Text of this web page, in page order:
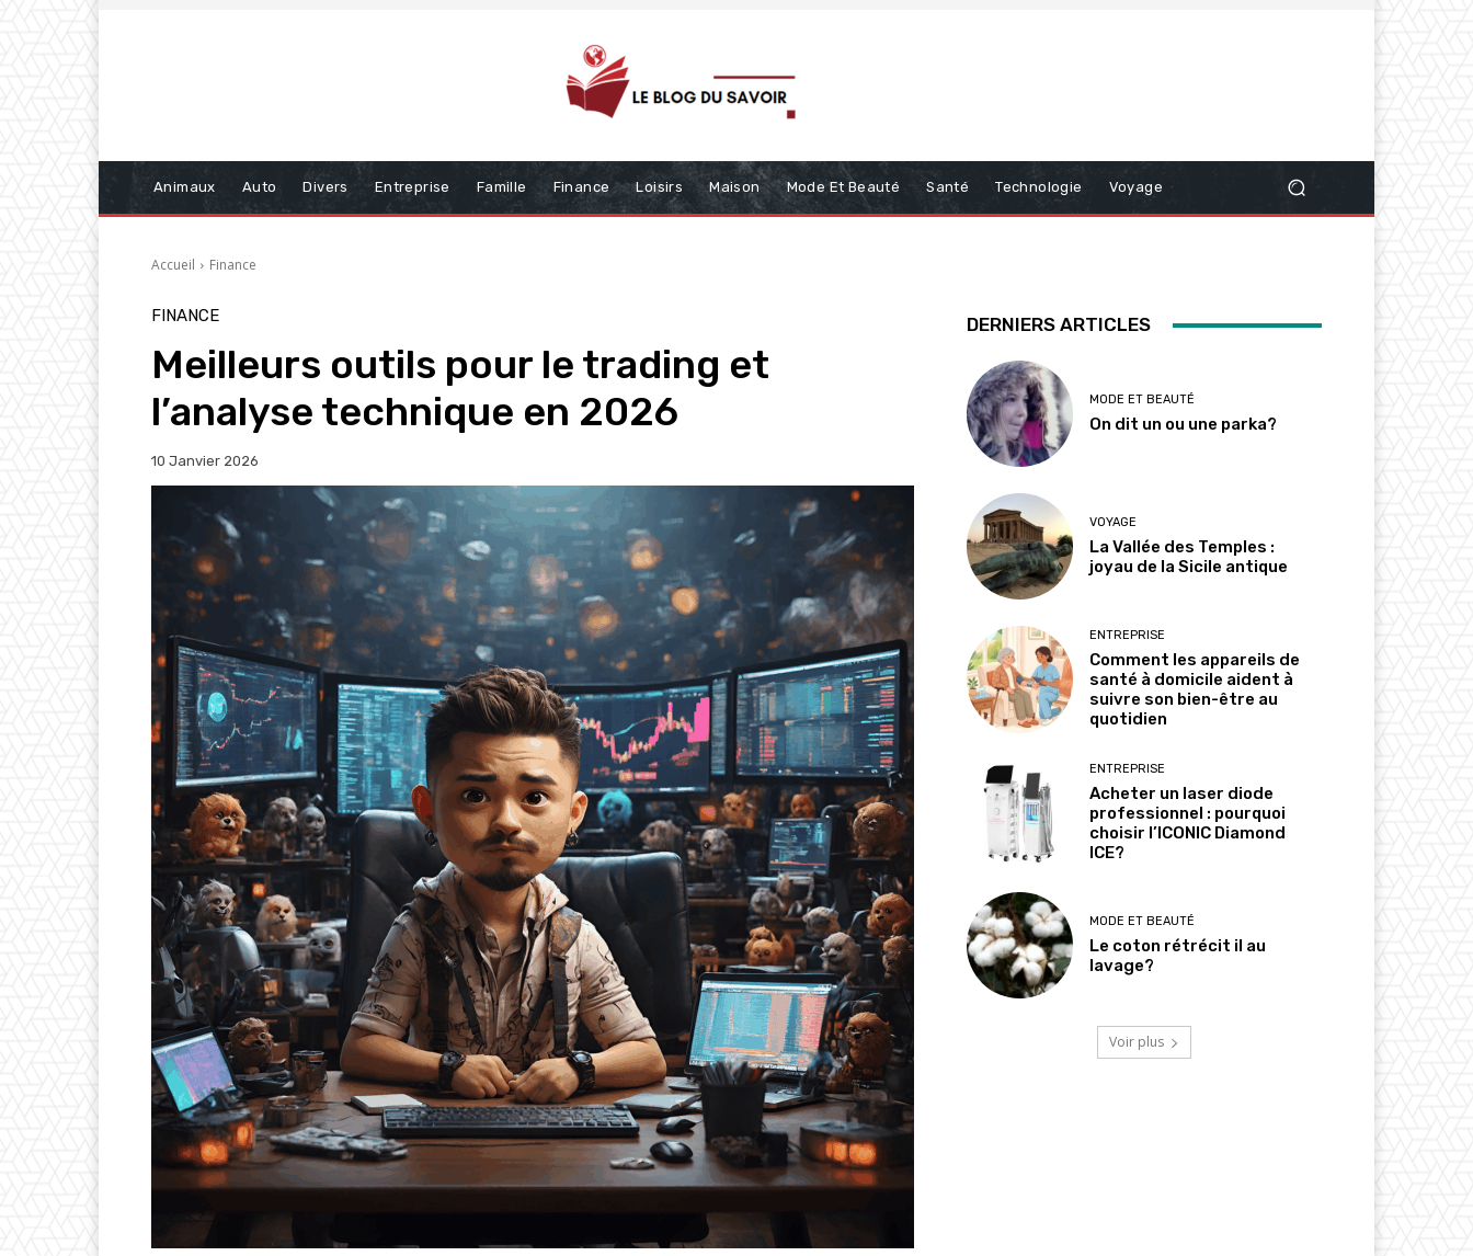
Animaux Auto Divers Entreprise Famille Finance Loisirs Maison Mode Et Beauté Santé Technologie Voyage
Accueil Finance
FINANCE
Meilleurs outils pour le trading et
l’analyse technique en 2026
10 Janvier 2026
DERNIERS ARTICLES
MODE ET BEAUTÉ
On dit un ou une parka?
VOYAGE
La Vallée des Temples :
joyau de la Sicile antique
ENTREPRISE
Comment les appareils de
santé à domicile aident à
suivre son bien-être au
quotidien
ENTREPRISE
Acheter un laser diode
professionnel : pourquoi
choisir l’ICONIC Diamond
ICE?
MODE ET BEAUTÉ
Le coton rétrécit il au
lavage?
Voir plus